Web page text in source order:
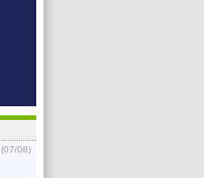
(07/08)